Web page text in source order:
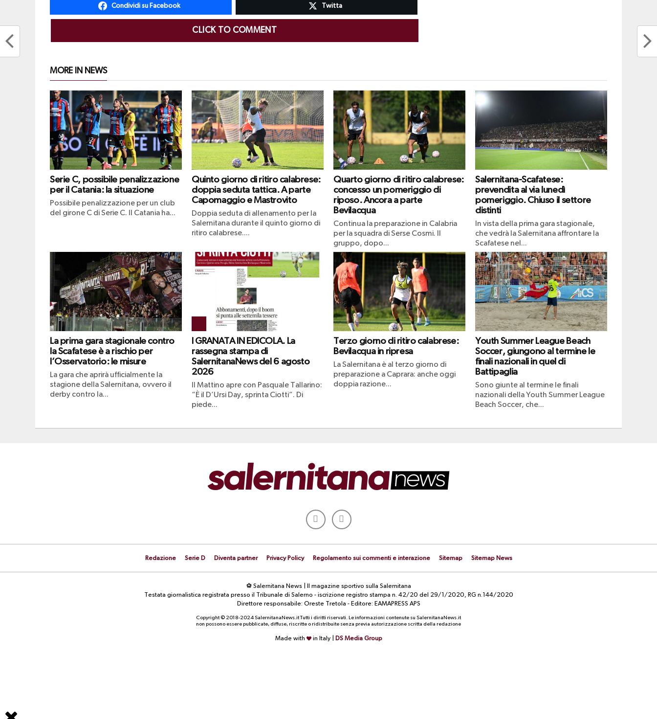
Condividi su Facebook Twitta
CLICK TO COMMENT
MORE IN NEWS
Serie C, possibile penalizzazione
per il Catania: la situazione
Possibile penalizzazione per un club
del girone C di Serie C. Il Catania ha...
Quinto giorno di ritiro calabrese:
doppia seduta tattica. A parte
Capomaggio e Mastrovito
Doppia seduta di allenamento per la
Salernitana durante il quinto giorno di
ritiro calabrese....
Quarto giorno di ritiro calabrese:
concesso un pomeriggio di
riposo. Ancora a parte
Bevilacqua
Continua la preparazione in Calabria
per la squadra di Serse Cosmi. Il
gruppo, dopo...
Salernitana-Scafatese:
prevendita al via lunedì
pomeriggio. Chiuso il settore
distinti
In vista della prima gara stagionale,
che vedrà la Salernitana affrontare la
Scafatese nel...
La prima gara stagionale contro
la Scafatese è a rischio per
l’Osservatorio: le misure
La gara che aprirà ufficialmente la
stagione della Salernitana, ovvero il
derby contro la...
I GRANATA IN EDICOLA. La
rassegna stampa di
SalernitanaNews del 6 agosto
2026
Il Mattino apre con Pasquale Tallarino:
“È il D’Ursi Day, sprinta Ciotti”. Di
piede...
Terzo giorno di ritiro calabrese:
Bevilacqua in ripresa
La Salernitana è al terzo giorno di
preparazione a Caprara: anche oggi
doppia razione...
Youth Summer League Beach
Soccer, giungono al termine le
finali nazionali in quel di
Battipaglia
Sono giunte al termine le finali
nazionali della Youth Summer League
Beach Soccer, che...
Redazione Serie D Diventa partner Privacy Policy Regolamento sui commenti e interazione Sitemap Sitemap News
⚽ Salernitana News | Il magazine sportivo sulla Salernitana
Testata giornalistica registrata presso il Tribunale di Salerno - iscrizione registro stampa n. 42/20 del 29/1/2020, RG n.144/2020
Direttore responsabile: Oreste Tretola - Editore: EAMAPRESS APS
Copyright © 2018-2024 SalernitanaNews.it Tutti i diritti riservati. Le informazioni contenute su SalernitanaNews.it
non possono essere pubblicate, diffuse, riscritte o ridistribuite senza previa autorizzazione scritta della redazione
Made with in Italy | DS Media Group